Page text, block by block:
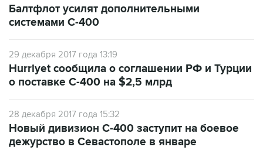
Балтфлот усилят дополнительными
системами С-400
29 декабря 2017 года 13:19
Hurriyet сообщила о соглашении РФ и Турции
о поставке С-400 на $2,5 млрд
28 декабря 2017 года 15:32
Новый дивизион С-400 заступит на боевое
дежурство в Севастополе в январе